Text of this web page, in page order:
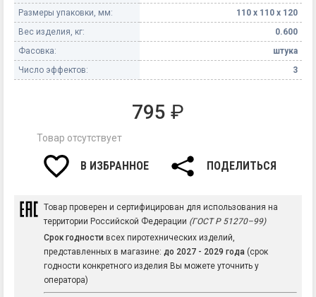
Размеры упаковки, мм:
110 х 110 х 120
Вес изделия, кг:
0.600
Фасовка:
штука
Число эффектов:
3
795 ₽
Товар отсутствует
В ИЗБРАННОЕ ПОДЕЛИТЬСЯ
Товар проверен и сертифицирован для использования на
территории Российской Федерации (ГОСТ Р 51270–99)
Срок годности всех пиротехнических изделий,
представленных в магазине: до 2027 - 2029 года (срок
годности конкретного изделия Вы можете уточнить у
оператора)